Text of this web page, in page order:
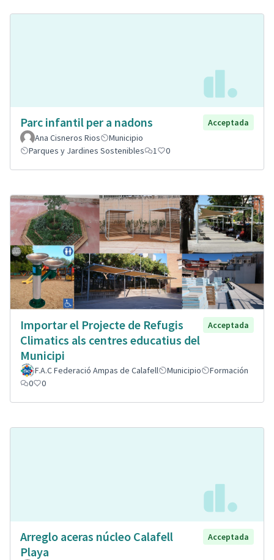
Parc infantil per a nadons
Acceptada
Ana Cisneros Rios
Municipio
Parques y Jardines Sostenibles
1 0
Importar el Projecte de Refugis
Climatics als centres educatius del
Municipi
Acceptada
F.A.C Federació Ampas de Calafell Municipio
Formación
0
0
Arreglo aceras núcleo Calafell
Playa
Acceptada